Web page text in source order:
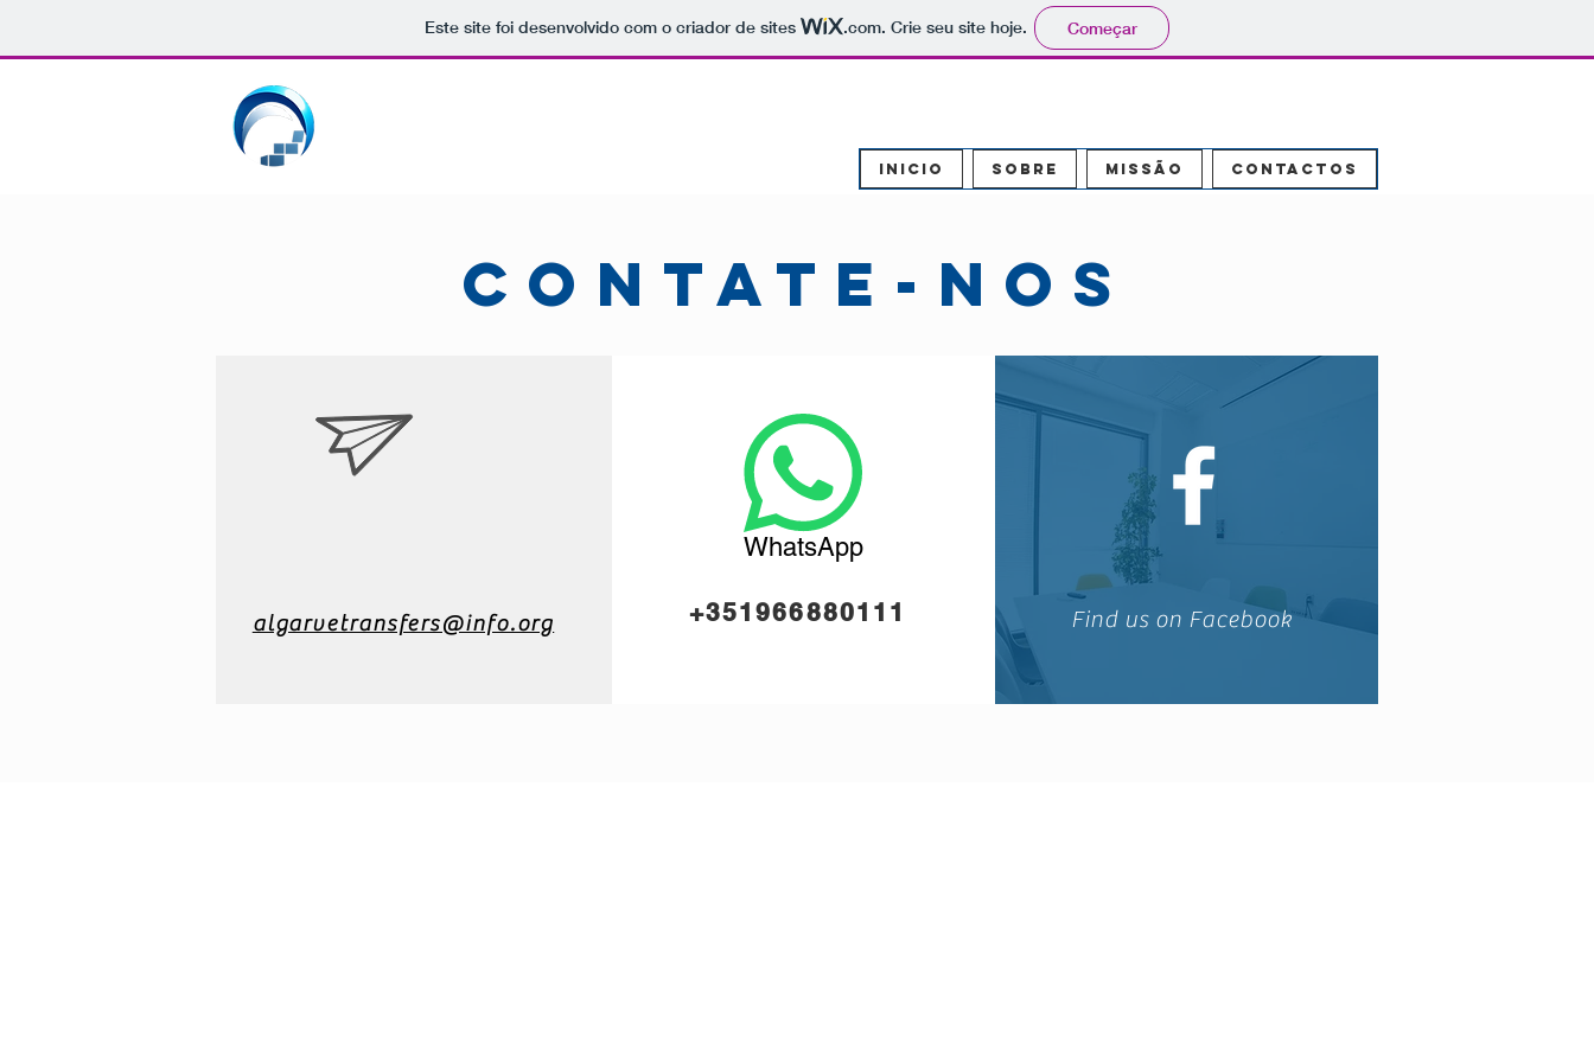
Este site foi desenvolvido com o criador de sites .com. Crie seu site hoje. Começar
Inicio Sobre Missão Contactos
CONTATE-NOS
algarvetransfers@info.org
WhatsApp
+351966880111 Find us on Facebook